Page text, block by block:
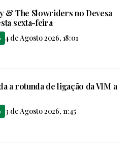
& The Slowriders no Devesa
sexta-feira
4 de Agosto 2026, 18:01
a rotunda de ligação da VIM a
3 de Agosto 2026, 11:45